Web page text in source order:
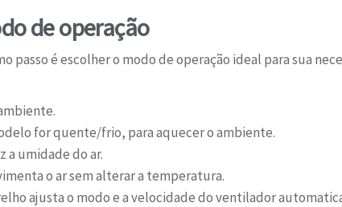
de operação
passo é escolher o modo de operação ideal para sua
for quente/frio, para aquecer o ambiente.
a umidade do ar.
o ar sem alterar a temperatura.
ajusta o modo e a velocidade do ventilador